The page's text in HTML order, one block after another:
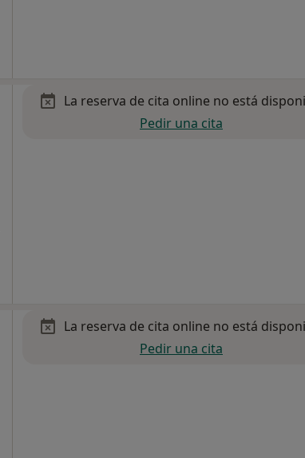
La reserva de cita online no está
Pedir una cita
La reserva de cita online no está
Pedir una cita